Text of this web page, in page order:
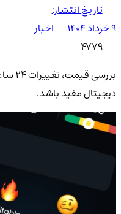
تاریخ انتشار:
۹ خرداد ۱۴۰۴
اخبار
4779
دیجیتال مفید باشد.